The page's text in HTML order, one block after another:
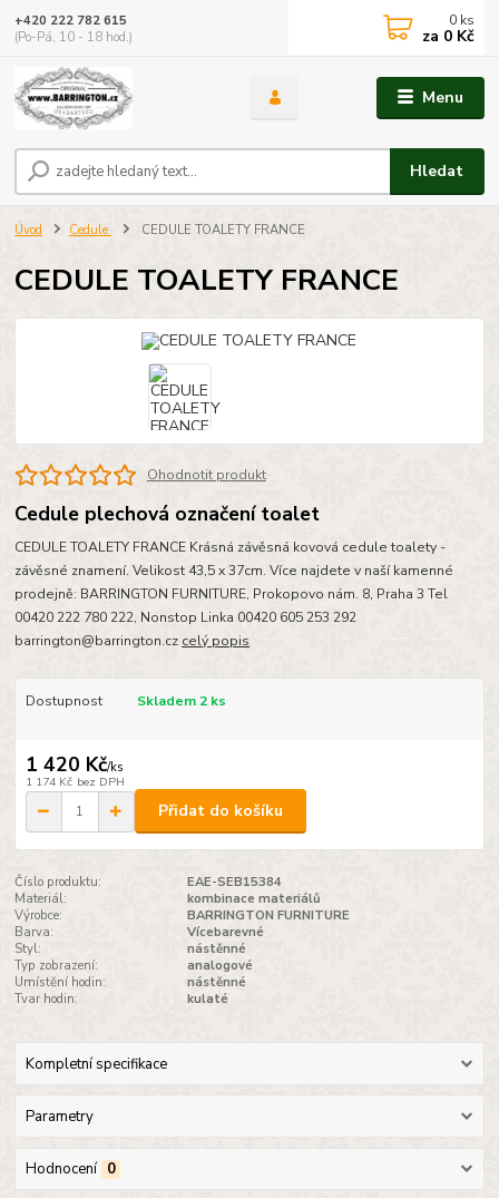
Menu
Hledat
+420 222 782 615
(Po-Pá, 10 - 18 hod.)
0 ks
za 0 Kč
Úvod Cedule CEDULE TOALETY FRANCE
CEDULE TOALETY FRANCE
Ohodnotit produkt
Cedule plechová označení toalet
CEDULE TOALETY FRANCE Krásná závěsná kovová cedule toalety -
závěsné znamení. Velikost 43,5 x 37cm. Více najdete v naší kamenné
prodejně: BARRINGTON FURNITURE, Prokopovo nám. 8, Praha 3 Tel
00420 222 780 222, Nonstop Linka 00420 605 253 292
barrington@barrington.cz celý popis
Dostupnost Skladem 2 ks
1 420 Kč/ks
1 174 Kč bez DPH
Přidat do košíku
Číslo produktu:
EAE-SEB15384
Materiál:
kombinace materiálů
Výrobce:
BARRINGTON FURNITURE
Barva:
Vícebarevné
Styl:
nástěnné
Typ zobrazení:
analogové
Umístění hodin:
nástěnné
Tvar hodin:
kulaté
Kompletní specifikace
Parametry
Hodnocení 0